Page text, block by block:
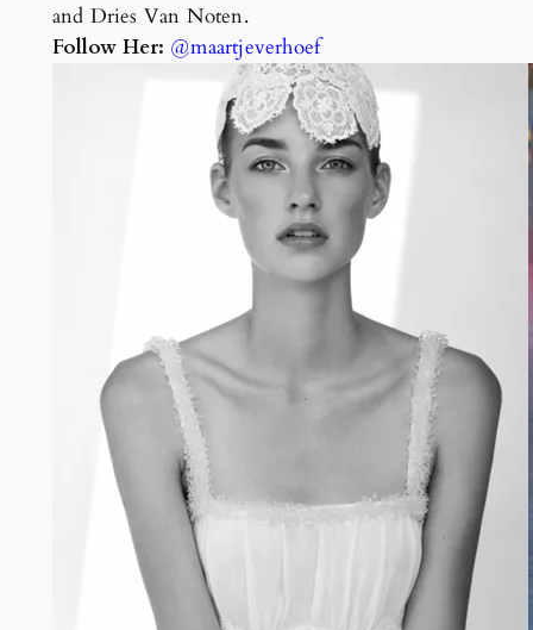
and Dries Van Noten.
Follow Her: @maartjeverhoef